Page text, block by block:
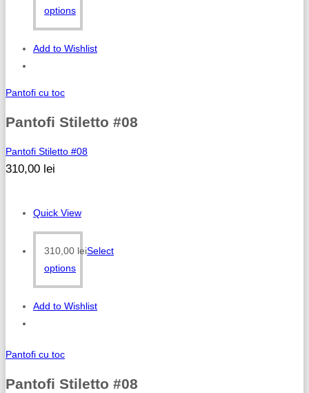
options
Add to Wishlist
Pantofi cu toc
Pantofi Stiletto #08
Pantofi Stiletto #08
310,00 lei
Quick View
310,00 leiSelect
options
Add to Wishlist
Pantofi cu toc
Pantofi Stiletto #08